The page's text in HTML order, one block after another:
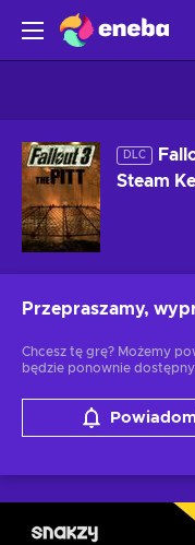
DLC
Steam
Przepraszamy,
Chcesz tę grę? Możemy
będzie ponownie dostępny.